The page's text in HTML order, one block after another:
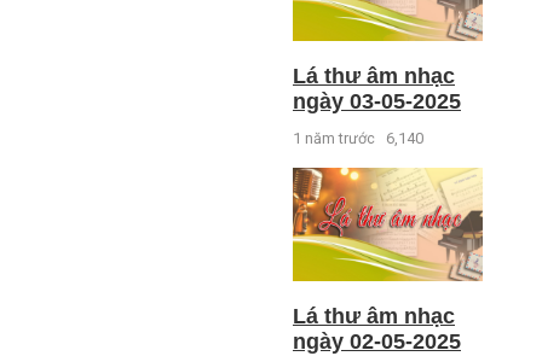
Lá thư âm nhạc
ngày 03-05-2025
1 năm trước 6,140
Lá thư âm nhạc
ngày 02-05-2025